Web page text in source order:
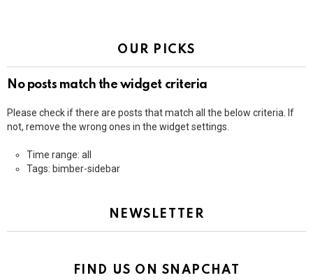
OUR PICKS
No posts match the widget criteria
Please check if there are posts that match all the below criteria. If
not, remove the wrong ones in the widget settings.
Time range: all
Tags: bimber-sidebar
NEWSLETTER
FIND US ON SNAPCHAT